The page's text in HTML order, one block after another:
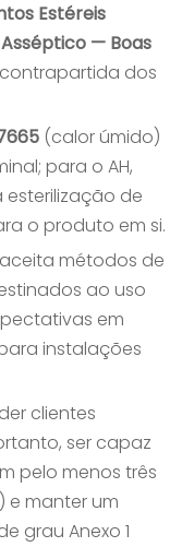
Estéreis
— Boas
dos
(calor úmido)
para o AH,
de
o produto em si.
métodos de
ao uso
em
instalações
clientes
ser capaz
pelo menos três
e manter um
grau Anexo 1